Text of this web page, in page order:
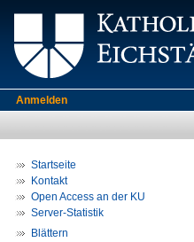
Anmelden
Startseite
Kontakt
Open Access an der KU
Server-Statistik
Blättern